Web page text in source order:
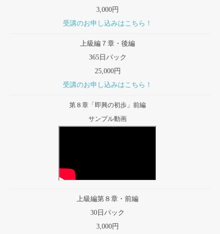
3,000円
受講のお申し込みはこちら！
上級編７章・後編
365日パック
25,000円
受講のお申し込みはこちら！
第８章「即興の初歩」前編
サンプル動画
上級編第８章・前編
30日パック
3,000円